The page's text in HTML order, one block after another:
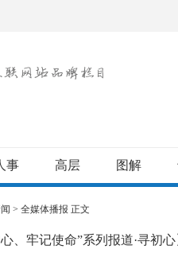
事 高层 图解
> 全媒体播报 正文
心、牢记使命”系列报道·寻初心